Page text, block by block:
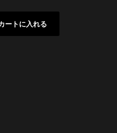
ートに入れる